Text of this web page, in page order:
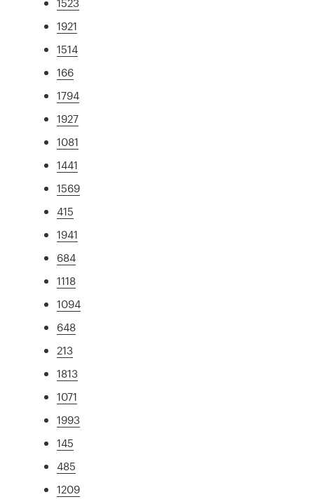
1921
1514
166
1794
1927
1081
1441
1569
415
1941
684
1118
1094
648
213
1813
1071
1993
145
485
1209